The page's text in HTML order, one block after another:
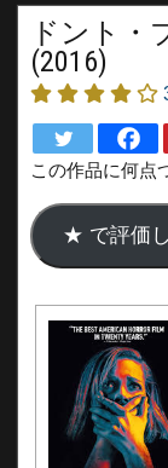
ドント・
(2016)
この作品に何点